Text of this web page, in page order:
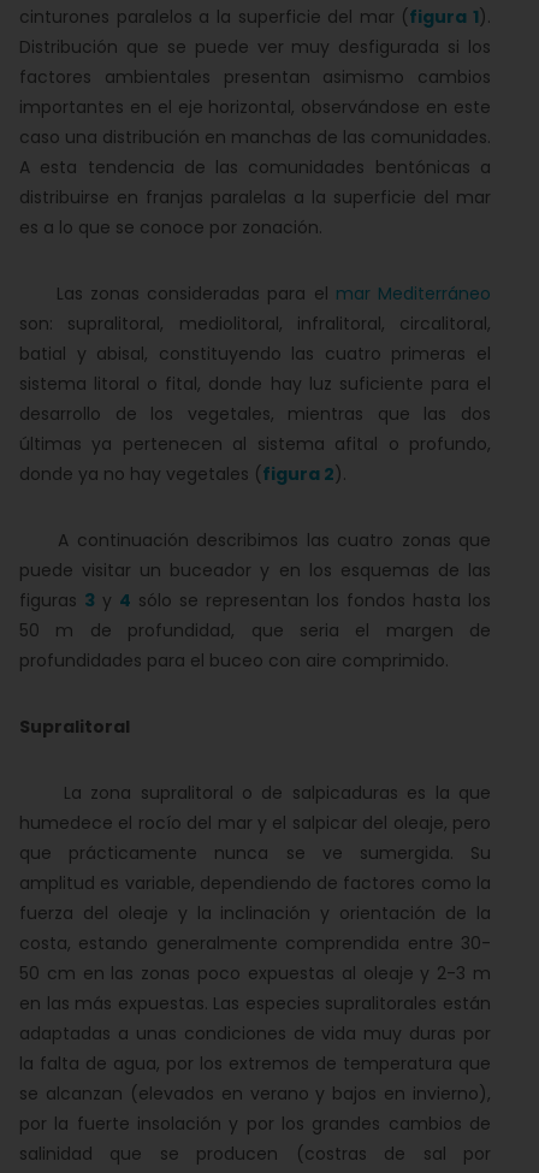
cinturones paralelos a la superficie del mar (figura 1).
Distribución que se puede ver muy desfigurada si los
factores ambientales presentan asimismo cambios
importantes en el eje horizontal, observándose en este
caso una distribución en manchas de las comunidades.
A esta tendencia de las comunidades bentónicas a
distribuirse en franjas paralelas a la superficie del mar
es a lo que se conoce por zonación.
Las zonas consideradas para el mar Mediterráneo
son: supralitoral, mediolitoral, infralitoral, circalitoral,
batial y abisal, constituyendo las cuatro primeras el
sistema litoral o fital, donde hay luz suficiente para el
desarrollo de los vegetales, mientras que las dos
últimas ya pertenecen al sistema afital o profundo,
donde ya no hay vegetales (figura 2).
A continuación describimos las cuatro zonas que
puede visitar un buceador y en los esquemas de las
figuras 3 y 4 sólo se representan los fondos hasta los
50 m de profundidad, que seria el margen de
profundidades para el buceo con aire comprimido.
Supralitoral
La zona supralitoral o de salpicaduras es la que
humedece el rocío del mar y el salpicar del oleaje, pero
que prácticamente nunca se ve sumergida. Su
amplitud es variable, dependiendo de factores como la
fuerza del oleaje y la inclinación y orientación de la
costa, estando generalmente comprendida entre 30-
50 cm en las zonas poco expuestas al oleaje y 2-3 m
en las más expuestas. Las especies supralitorales están
adaptadas a unas condiciones de vida muy duras por
la falta de agua, por los extremos de temperatura que
se alcanzan (elevados en verano y bajos en invierno),
por la fuerte insolación y por los grandes cambios de
salinidad que se producen (costras de sal por